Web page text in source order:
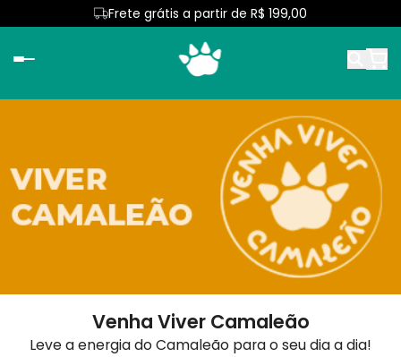
Frete grátis a partir de R$ 199,00
Venha Viver Camaleão
Leve a energia do Camaleão para o seu dia a dia!